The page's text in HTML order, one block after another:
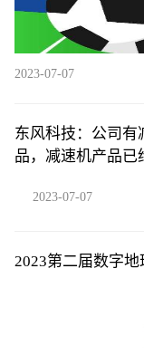
2023-07-07
东风科技：公司有
品，减速机产品已
2023-07-07
2023第二届数字